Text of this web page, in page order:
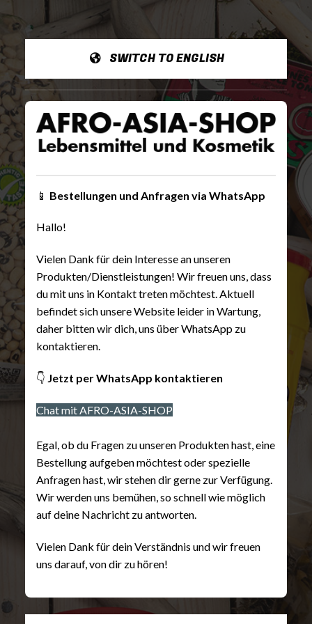
SWITCH TO ENGLISH
📱 Bestellungen und Anfragen via WhatsApp
Hallo!
Vielen Dank für dein Interesse an unseren
Produkten/Dienstleistungen! Wir freuen uns, dass
du mit uns in Kontakt treten möchtest. Aktuell
befindet sich unsere Website leider in Wartung,
daher bitten wir dich, uns über WhatsApp zu
kontaktieren.
👇 Jetzt per WhatsApp kontaktieren
Chat mit AFRO-ASIA-SHOP
Egal, ob du Fragen zu unseren Produkten hast, eine
Bestellung aufgeben möchtest oder spezielle
Anfragen hast, wir stehen dir gerne zur Verfügung.
Wir werden uns bemühen, so schnell wie möglich
auf deine Nachricht zu antworten.
Vielen Dank für dein Verständnis und wir freuen
uns darauf, von dir zu hören!